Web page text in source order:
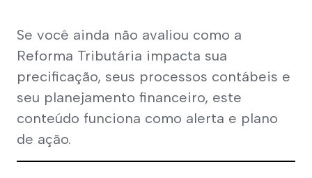
Se você ainda não avaliou como a
Reforma Tributária impacta sua
precificação, seus processos contábeis e
seu planejamento financeiro, este
conteúdo funciona como alerta e plano
de ação.